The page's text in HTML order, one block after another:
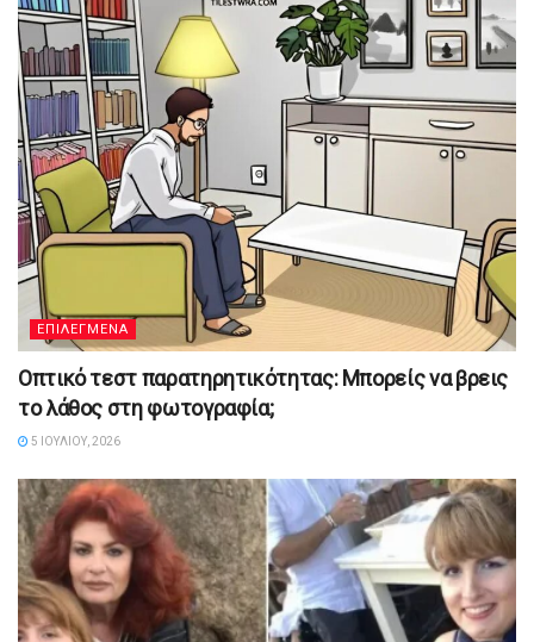
ΕΠΙΛΕΓΜΕΝΑ
Οπτικό τεστ παρατηρητικότητας: Μπορείς να βρεις
το λάθος στη φωτογραφία;
5 ΙΟΥΛΊΟΥ, 2026